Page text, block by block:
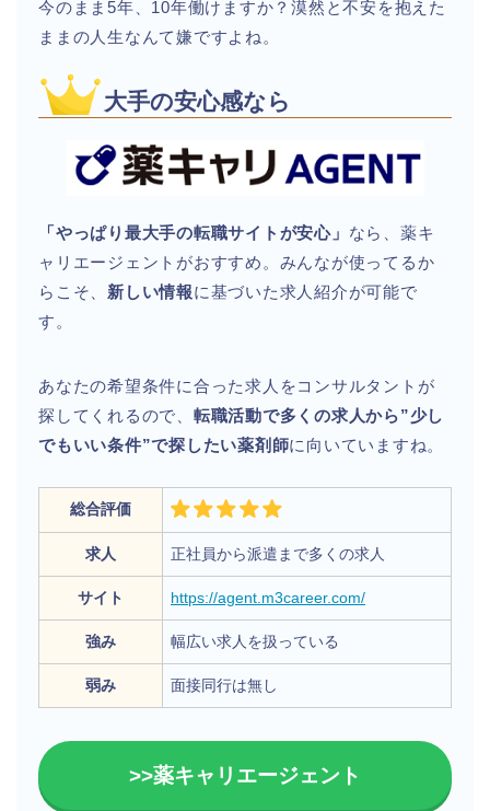
今のまま5年、10年働けますか？漠然と不安を抱えた
ままの人生なんて嫌ですよね。
大手の安心感なら
「やっぱり最大手の転職サイトが安心」 なら、薬キ
ャリエージェントがおすすめ。みんなが使ってるか
らこそ、 新しい情報に基づいた求人紹介が可能で
す。
あなたの希望条件に合った求人をコンサルタントが
探してくれるので、 転職活動で多くの求人から”少し
でもいい条件”で探したい薬剤師に向いていますね。
総合評価
求人 正社員から派遣まで多くの求人
サイト https://agent.m3career.com/
強み 幅広い求人を扱っている
弱み 面接同行は無し
>>薬キャリエージェント